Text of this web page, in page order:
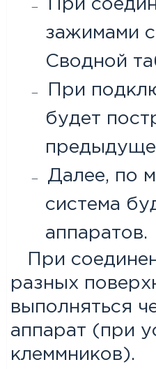
При
зажимами
Сводной
При
будет
Далее, по
система
аппаратов.
При
разных
выполняться
аппарат (при
клеммников).